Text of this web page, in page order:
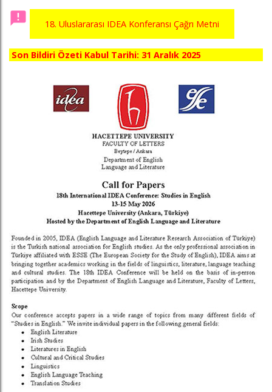
announcement 18. Uluslararası IDEA Konferansı Çağrı Metni
Son Bildiri Özeti Kabul Tarihi: 31 Aralık 2025